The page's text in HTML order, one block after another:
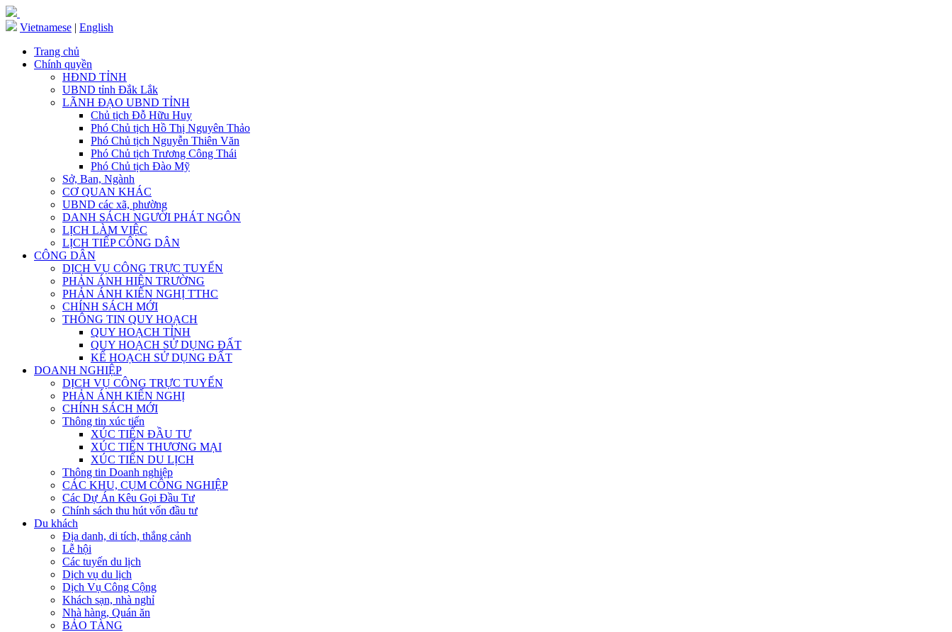
Vietnamese | English
Trang chủ
Chính quyền
HĐND TỈNH
UBND tỉnh Đắk Lắk
LÃNH ĐẠO UBND TỈNH
Chủ tịch Đỗ Hữu Huy
Phó Chủ tịch Hồ Thị Nguyên Thảo
Phó Chủ tịch Nguyễn Thiên Văn
Phó Chủ tịch Trương Công Thái
Phó Chủ tịch Đào Mỹ
Sở, Ban, Ngành
CƠ QUAN KHÁC
UBND các xã, phường
DANH SÁCH NGƯỜI PHÁT NGÔN
LỊCH LÀM VIỆC
LỊCH TIẾP CÔNG DÂN
CÔNG DÂN
DỊCH VỤ CÔNG TRỰC TUYẾN
PHẢN ÁNH HIỆN TRƯỜNG
PHẢN ÁNH KIẾN NGHỊ TTHC
CHÍNH SÁCH MỚI
THÔNG TIN QUY HOẠCH
QUY HOẠCH TỈNH
QUY HOẠCH SỬ DỤNG ĐẤT
KẾ HOẠCH SỬ DỤNG ĐẤT
DOANH NGHIỆP
DỊCH VỤ CÔNG TRỰC TUYẾN
PHẢN ÁNH KIẾN NGHỊ
CHÍNH SÁCH MỚI
Thông tin xúc tiến
XÚC TIẾN ĐẦU TƯ
XÚC TIẾN THƯƠNG MẠI
XÚC TIẾN DU LỊCH
Thông tin Doanh nghiệp
CÁC KHU, CỤM CÔNG NGHIỆP
Các Dự Án Kêu Gọi Đầu Tư
Chính sách thu hút vốn đầu tư
Du khách
Địa danh, di tích, thắng cảnh
Lễ hội
Các tuyến du lịch
Dịch vụ du lịch
Dịch Vụ Công Cộng
Khách sạn, nhà nghỉ
Nhà hàng, Quán ăn
BẢO TÀNG